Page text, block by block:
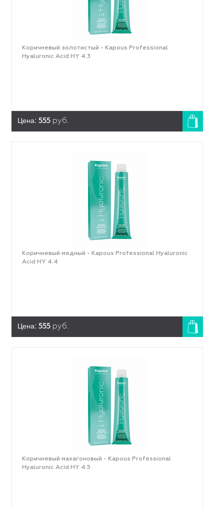
Коричневый золотистый - Kapous Professional
Hyaluronic Acid HY 4.3
Цена: 555 руб.
Коричневый медный - Kapous Professional Hyaluronic
Acid HY 4.4
Цена: 555 руб.
Коричневый махагоновый - Kapous Professional
Hyaluronic Acid HY 4.5